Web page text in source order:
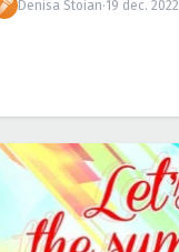
Denisa Stoian·19 dec. 2022